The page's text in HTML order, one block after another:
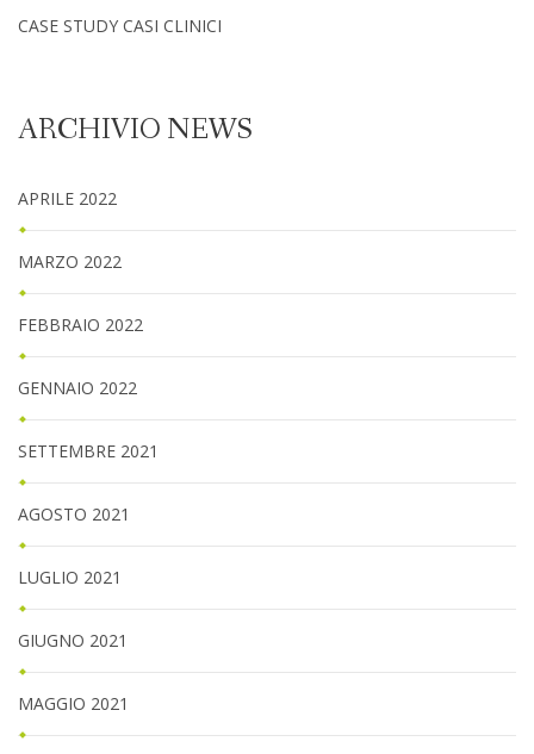
CASE STUDY CASI CLINICI
ARCHIVIO NEWS
APRILE 2022
MARZO 2022
FEBBRAIO 2022
GENNAIO 2022
SETTEMBRE 2021
AGOSTO 2021
LUGLIO 2021
GIUGNO 2021
MAGGIO 2021